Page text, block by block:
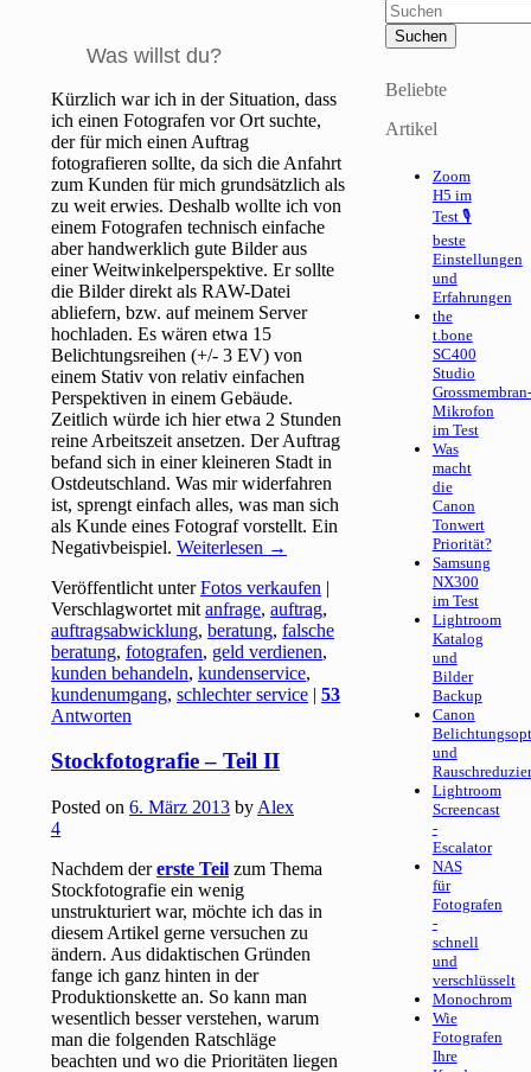
Was willst du?
Kürzlich war ich in der Situation, dass
ich einen Fotografen vor Ort suchte,
der für mich einen Auftrag
fotografieren sollte, da sich die Anfahrt
zum Kunden für mich grundsätzlich als
zu weit erwies. Deshalb wollte ich von
einem Fotografen technisch einfache
aber handwerklich gute Bilder aus
einer Weitwinkelperspektive. Er sollte
die Bilder direkt als RAW-Datei
abliefern, bzw. auf meinem Server
hochladen. Es wären etwa 15
Belichtungsreihen (+/- 3 EV) von
einem Stativ von relativ einfachen
Perspektiven in einem Gebäude.
Zeitlich würde ich hier etwa 2 Stunden
reine Arbeitszeit ansetzen. Der Auftrag
befand sich in einer kleineren Stadt in
Ostdeutschland. Was mir widerfahren
ist, sprengt einfach alles, was man sich
als Kunde eines Fotograf vorstellt. Ein
Negativbeispiel.Weiterlesen →
Veröffentlicht unter Fotos verkaufen |
Verschlagwortet mit anfrage,auftrag,
auftragsabwicklung,beratung,falsche
beratung,fotografen, geld verdienen,
kunden behandeln,kundenservice,
kundenumgang,schlechter service |53
Antworten
Stockfotografie – Teil II
Posted on6. März 2013 by Alex
4
Nachdem dererste Teil zum Thema
Stockfotografie ein wenig
unstrukturiert war, möchte ich das in
diesem Artikel gerne versuchen zu
ändern. Aus didaktischen Gründen
fange ich ganz hinten in der
Produktionskette an. So kann man
wesentlich besser verstehen, warum
man die folgenden Ratschläge
beachten und wo die Prioritäten liegen
Beliebte
Artikel
Zoom
H5 im
Test 🎙
beste
Einstellungen
und
Erfahrungen
the
t.bone
SC400
Studio
Grossmembran-
Mikrofon
im Test
Was
macht
die
Canon
Tonwert
Priorität?
Samsung
NX300
im Test
Lightroom
Katalog
und
Bilder
Backup
Canon
und
Lightroom
Screencast
-
Escalator
NAS
für
Fotografen
-
schnell
und
verschlüsselt
Monochrom
Wie
Fotografen
Ihre